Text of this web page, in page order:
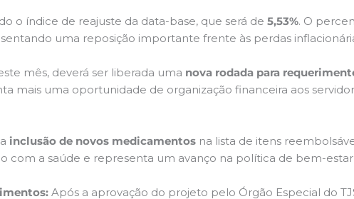
o índice de reajuste da data-base, que será de5,53%. O
uma reposição importante frente às perdas
mês, deverá ser liberada uma nova rodada para
mais uma oportunidade de organização financeira aos
inclusão de novos medicamentos na lista de itens
com a saúde e representa um avanço na política de bem-
Após a aprovação do projeto pelo Órgão Especial do